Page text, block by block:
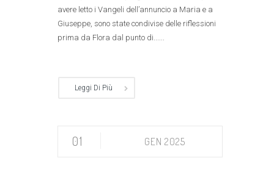
avere letto i Vangeli dell’annuncio a Maria e a
Giuseppe, sono state condivise delle riflessioni
prima da Flora dal punto di......
Leggi Di Più
01 GEN 2025